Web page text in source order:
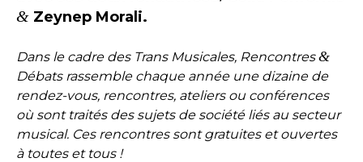
& Zeynep Morali.
Dans le cadre des Trans Musicales, Rencontres&
Débats rassemble chaque année une dizaine de
rendez-vous, rencontres, ateliers ou conférences
où sont traités des sujets de société liés au secteur
musical. Ces rencontres sont gratuites et ouvertes
à toutes et tous !